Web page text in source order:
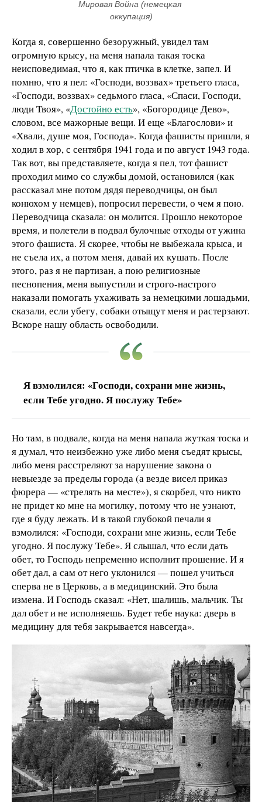
Мировая Война (немецкая
оккупация)
Когда я, совершенно безоружный, увидел там
огромную крысу, на меня напала такая тоска
неисповедимая, что я, как птичка в клетке, запел. И
помню, что я пел: «Господи, воззвах» третьего гласа,
«Господи, воззвах» седьмого гласа, «Спаси, Господи,
люди Твоя», «Достойно есть», «Богородице Дево»,
словом, все мажорные вещи. И еще «Благослови» и
«Хвали, душе моя, Господа». Когда фашисты пришли, я
ходил в хор, с сентября 1941 года и по август 1943 года.
Так вот, вы представляете, когда я пел, тот фашист
проходил мимо со службы домой, остановился (как
рассказал мне потом дядя переводчицы, он был
конюхом у немцев), попросил перевести, о чем я пою.
Переводчица сказала: он молится. Прошло некоторое
время, и полетели в подвал булочные отходы от ужина
этого фашиста. Я скорее, чтобы не выбежала крыса, и
не съела их, а потом меня, давай их кушать. После
этого, раз я не партизан, а пою религиозные
песнопения, меня выпустили и строго-настрого
наказали помогать ухаживать за немецкими лошадьми,
сказали, если убегу, собаки отыщут меня и растерзают.
Вскоре нашу область освободили.
Я взмолился: «Господи, сохрани мне жизнь,
если Тебе угодно. Я послужу Тебе»
Но там, в подвале, когда на меня напала жуткая тоска и
я думал, что неизбежно уже либо меня съедят крысы,
либо меня расстреляют за нарушение закона о
невыезде за пределы города (а везде висел приказ
фюрера — «стрелять на месте»), я скорбел, что никто
не придет ко мне на могилку, потому что не узнают,
где я буду лежать. И в такой глубокой печали я
взмолился: «Господи, сохрани мне жизнь, если Тебе
угодно. Я послужу Тебе». Я слышал, что если дать
обет, то Господь непременно исполнит прошение. И я
обет дал, а сам от него уклонился — пошел учиться
сперва не в Церковь, а в медицинский. Это была
измена. И Господь сказал: «Нет, шалишь, мальчик. Ты
дал обет и не исполняешь. Будет тебе наука: дверь в
медицину для тебя закрывается навсегда».